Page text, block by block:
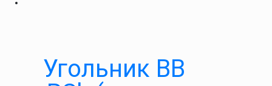
Угольник ВВ